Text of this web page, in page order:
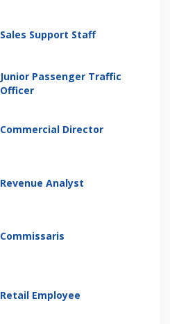
Sales Support Staff
Junior Passenger Traffic
Officer
Commercial Director
Revenue Analyst
Commissaris
Retail Employee